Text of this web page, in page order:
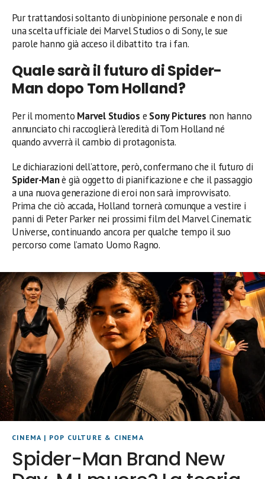
Pur trattandosi soltanto di un’opinione personale e non di
una scelta ufficiale dei Marvel Studios o di Sony, le sue
parole hanno già acceso il dibattito tra i fan.
Quale sarà il futuro di Spider-
Man dopo Tom Holland?
Per il momento Marvel Studios e Sony Pictures non hanno
annunciato chi raccoglierà l’eredità di Tom Holland né
quando avverrà il cambio di protagonista.
Le dichiarazioni dell’attore, però, confermano che il futuro di
Spider-Manè già oggetto di pianificazione e che il passaggio
a una nuova generazione di eroi non sarà improvvisato.
Prima che ciò accada, Holland tornerà comunque a vestire i
panni di Peter Parker nei prossimi film del Marvel Cinematic
Universe, continuando ancora per qualche tempo il suo
percorso come l’amato Uomo Ragno.
CINEMA | POP CULTURE & CINEMA
Spider-Man Brand New